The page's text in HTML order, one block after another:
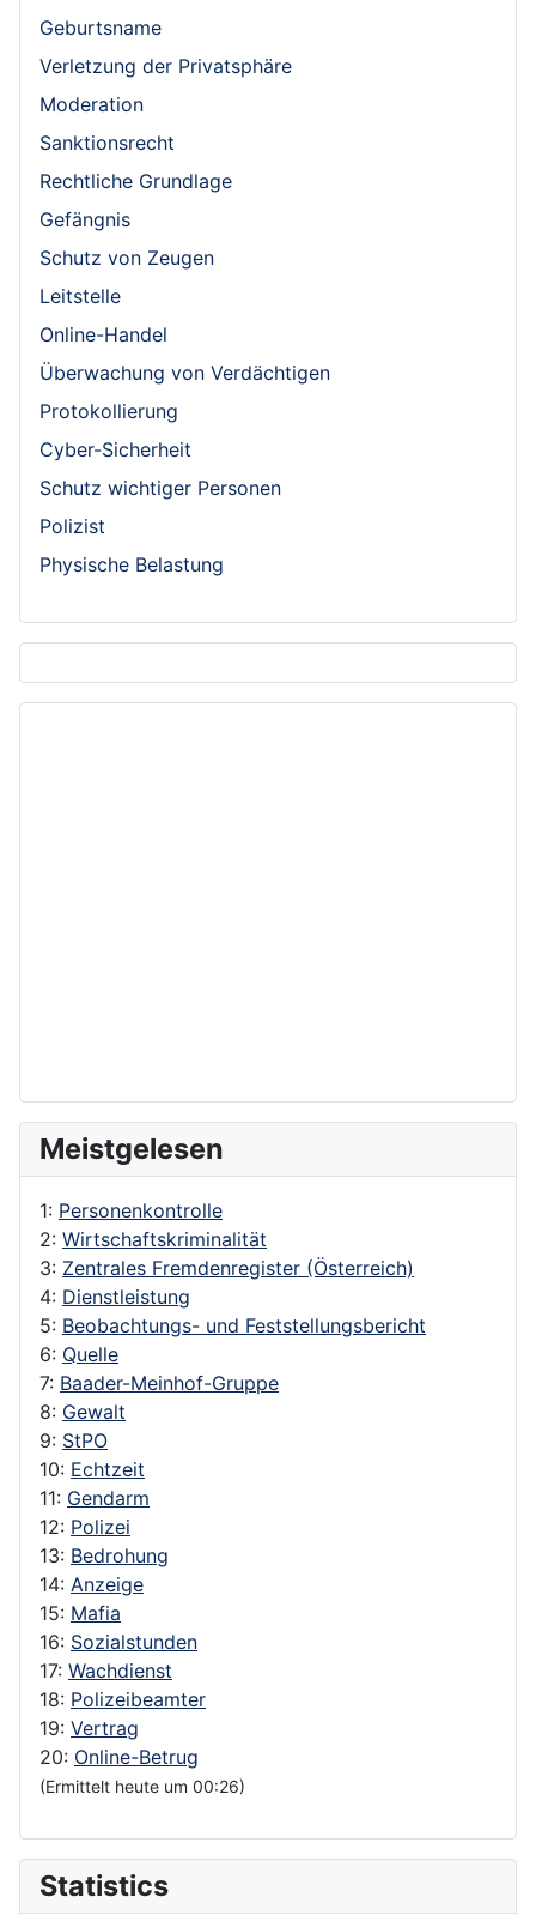
Geburtsname
Verletzung der Privatsphäre
Moderation
Sanktionsrecht
Rechtliche Grundlage
Gefängnis
Schutz von Zeugen
Leitstelle
Online-Handel
Überwachung von Verdächtigen
Protokollierung
Cyber-Sicherheit
Schutz wichtiger Personen
Polizist
Physische Belastung
Meistgelesen
1: Personenkontrolle
2: Wirtschaftskriminalität
3: Zentrales Fremdenregister (Österreich)
4: Dienstleistung
5: Beobachtungs- und Feststellungsbericht
6: Quelle
7: Baader-Meinhof-Gruppe
8: Gewalt
9: StPO
10: Echtzeit
11: Gendarm
12: Polizei
13: Bedrohung
14: Anzeige
15: Mafia
16: Sozialstunden
17: Wachdienst
18: Polizeibeamter
19: Vertrag
20: Online-Betrug
(Ermittelt heute um 00:26)
Statistics